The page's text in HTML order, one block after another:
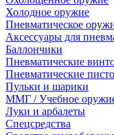
Холодное оружие
Пневматическое
Аксессуары для
Баллончики
Пневматические
Пневматические
Пульки и шарики
ММГ / Учебное
Луки и арбалеты
Спецсредства